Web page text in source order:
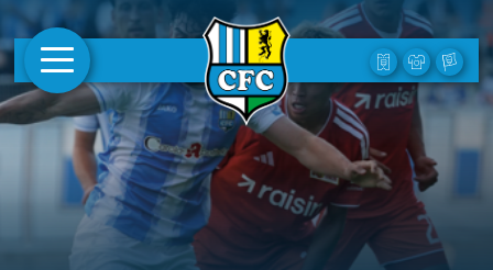
AKTUELLES
1. MANNSCHAFT
FRAUEN